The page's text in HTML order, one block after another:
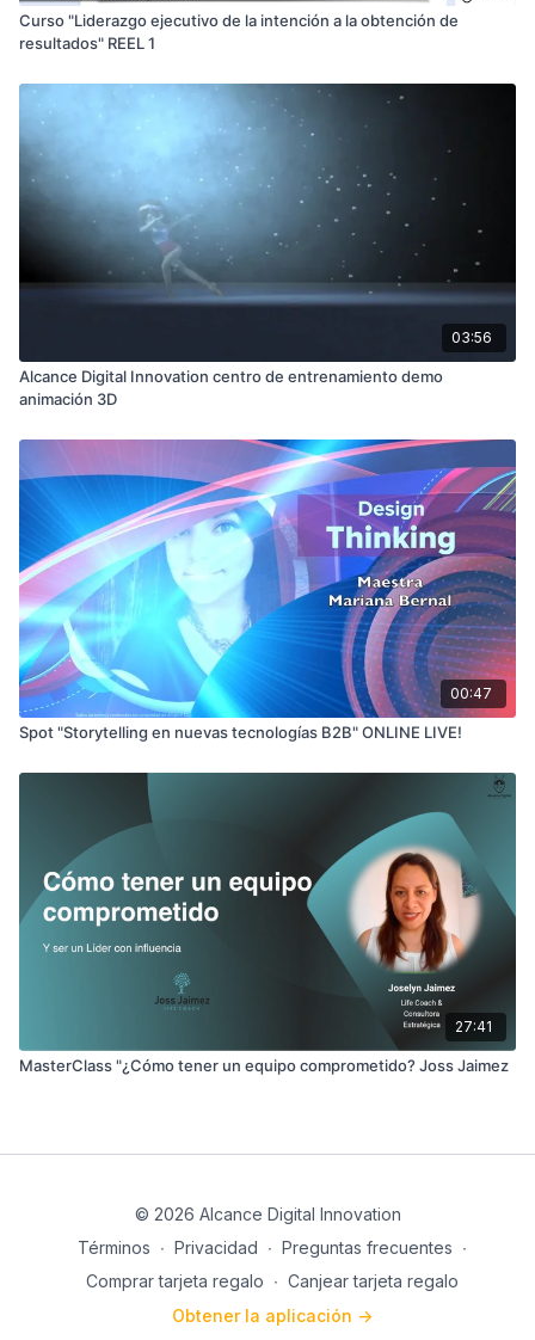
Curso "Liderazgo ejecutivo de la intención a la obtención de
resultados" REEL 1
03:56
Alcance Digital Innovation centro de entrenamiento demo
animación 3D
00:47
Spot "Storytelling en nuevas tecnologías B2B" ONLINE LIVE!
27:41
MasterClass "¿Cómo tener un equipo comprometido? Joss Jaimez
© 2026 Alcance Digital Innovation
Términos ∙ Privacidad ∙ Preguntas frecuentes ∙
Comprar tarjeta regalo ∙ Canjear tarjeta regalo
Obtener la aplicación ->